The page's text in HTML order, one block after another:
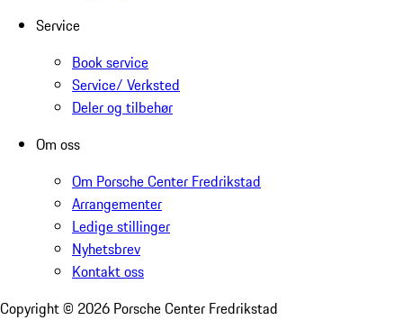
Service
Book service
Service/ Verksted
Deler og tilbehør
Om oss
Om Porsche Center Fredrikstad
Arrangementer
Ledige stillinger
Nyhetsbrev
Kontakt oss
Copyright © 2026 Porsche Center Fredrikstad